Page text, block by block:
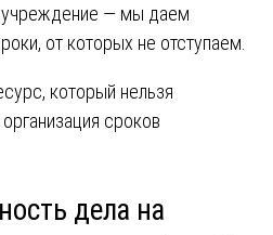
учреждение — мы даем
от которых не отступаем.
который нельзя
сроков
дела на